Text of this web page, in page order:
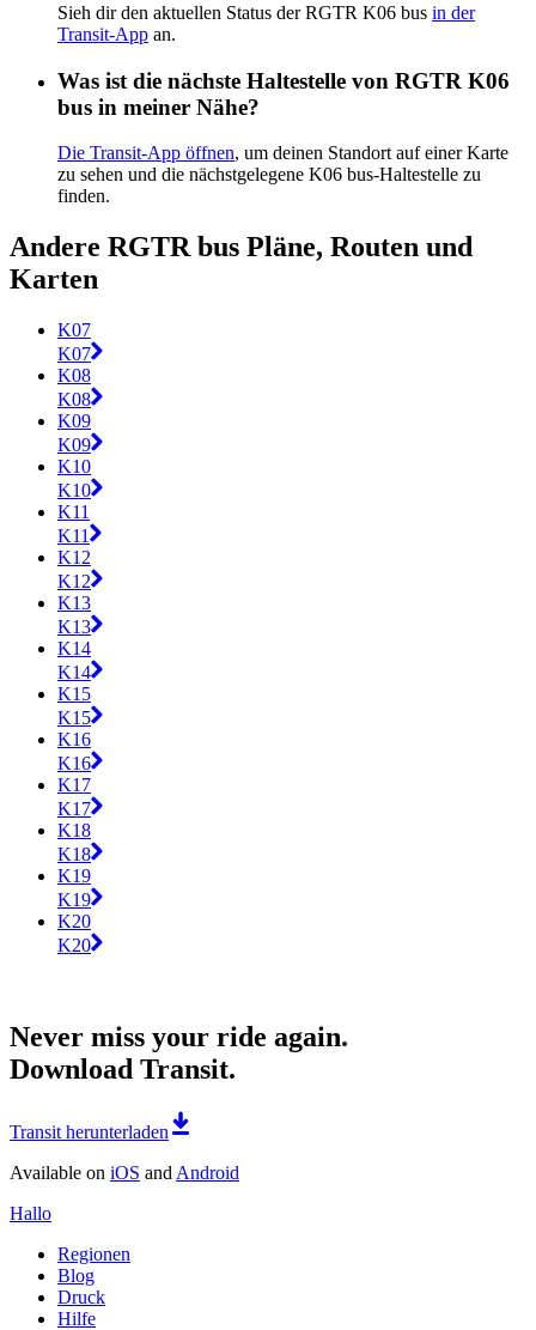
Sieh dir den aktuellen Status der RGTR K06 bus in der
Transit-App an.
Was ist die nächste Haltestelle von RGTR K06
bus in meiner Nähe?
Die Transit-App öffnen, um deinen Standort auf einer Karte
zu sehen und die nächstgelegene K06 bus-Haltestelle zu
finden.
Andere RGTR bus Pläne, Routen und
Karten
K07
K07
K08
K08
K09
K09
K10
K10
K11
K11
K12
K12
K13
K13
K14
K14
K15
K15
K16
K16
K17
K17
K18
K18
K19
K19
K20
K20
Never miss your ride again.
Download Transit.
Transit herunterladen
Available on iOS and Android
Hallo
Regionen
Blog
Druck
Hilfe